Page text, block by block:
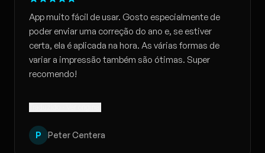
App muito fácil de usar. Gosto especialmente de
poder enviar uma correção do ano e, se estiver
certa, ela é aplicada na hora. As várias formas de
variar a impressão também são ótimas. Super
recomendo!
P Peter Centera